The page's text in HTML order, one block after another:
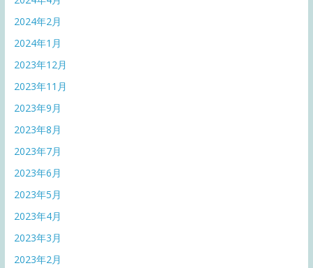
2024年2月
2024年1月
2023年12月
2023年11月
2023年9月
2023年8月
2023年7月
2023年6月
2023年5月
2023年4月
2023年3月
2023年2月